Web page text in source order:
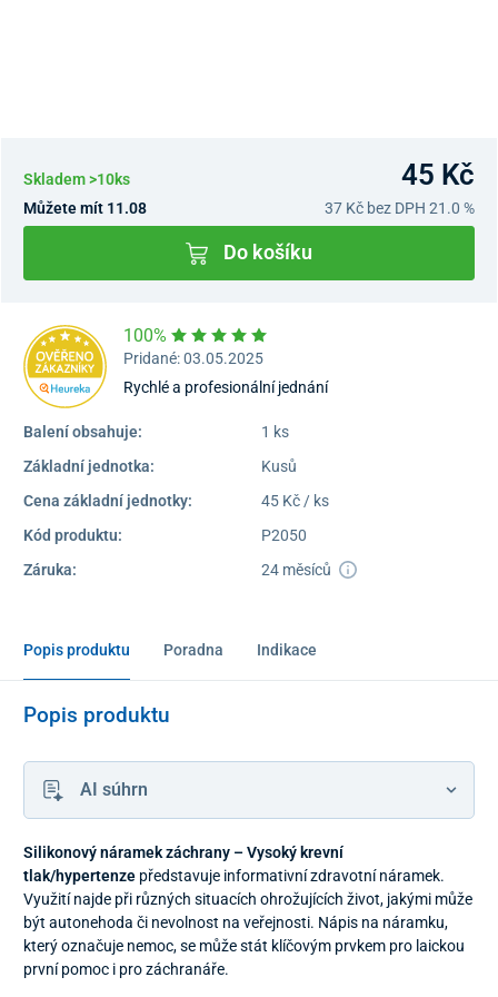
Skladem >10ks 45 Kč
Můžete mít 11.08 37 Kč bez DPH 21.0 %
Do košíku
100%
Pridané: 03.05.2025
Rychlé a profesionální jednání
Balení obsahuje:
1 ks
Základní jednotka:
Kusů
Cena základní jednotky:
45 Kč / ks
Kód produktu:
P2050
Záruka:
24 měsíců
Popis produktu Poradna Indikace
Popis produktu
AI súhrn
Silikonový náramek záchrany – Vysoký krevní
tlak/hypertenze představuje informativní zdravotní náramek.
Využití najde při různých situacích ohrožujících život, jakými může
být autonehoda či nevolnost na veřejnosti. Nápis na náramku,
který označuje nemoc, se může stát klíčovým prvkem pro laickou
první pomoc i pro záchranáře.